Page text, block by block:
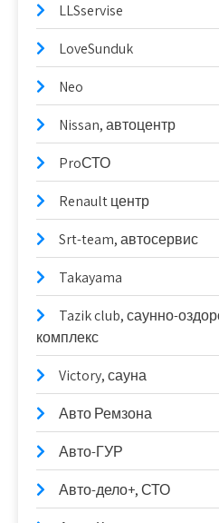
LLSservise
LoveSunduk
Neo
Nissan, автоцентр
ProСТО
Renault центр
Srt-team, автосервис
Takayama
Tazik club, саунно-
комплекс
Victory, сауна
Авто Ремзона
Авто-ГУР
Авто-дело+, СТО